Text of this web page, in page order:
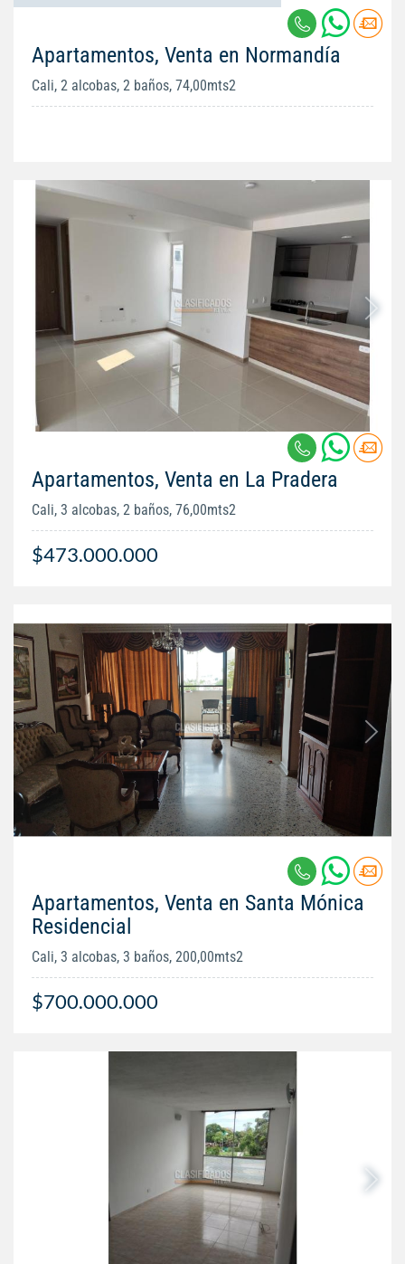
Apartamentos, Venta en Normandía
Cali, 2 alcobas, 2 baños, 74,00mts2
Apartamentos, Venta en La Pradera
Cali, 3 alcobas, 2 baños, 76,00mts2
$473.000.000
Apartamentos, Venta en Santa Mónica
Residencial
Cali, 3 alcobas, 3 baños, 200,00mts2
$700.000.000